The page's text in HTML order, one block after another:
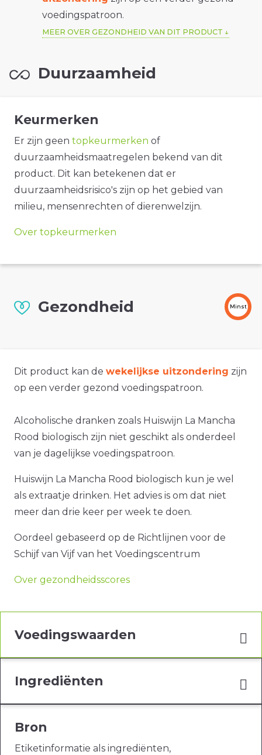
voedingspatroon.
MEER OVER GEZONDHEID VAN DIT PRODUCT
Duurzaamheid
Keurmerken
Er zijn geen topkeurmerken of
duurzaamheidsmaatregelen bekend van dit
product. Dit kan betekenen dat er
duurzaamheidsrisico's zijn op het gebied van
milieu, mensenrechten of dierenwelzijn.
Over topkeurmerken
Gezondheid Minst
Dit product kan de wekelijkse uitzondering zijn
op een verder gezond voedingspatroon.
Alcoholische dranken zoals Huiswijn La Mancha
Rood biologisch zijn niet geschikt als onderdeel
van je dagelijkse voedingspatroon.
Huiswijn La Mancha Rood biologisch kun je wel
als extraatje drinken. Het advies is om dat niet
meer dan drie keer per week te doen.
Oordeel gebaseerd op de Richtlijnen voor de
Schijf van Vijf van het Voedingscentrum
Over gezondheidsscores
Voedingswaarden
Ingrediënten
Bron
Etiketinformatie als ingrediënten,